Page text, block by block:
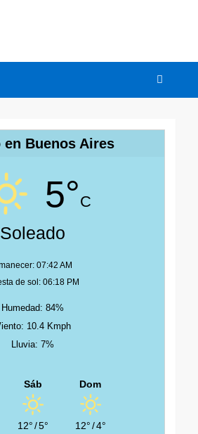
en Buenos Aires
5°C
Soleado
07:42 AM
de sol: 06:18 PM
Humedad: 84%
10.4 Kmph
Lluvia: 7%
Sáb
12°/5°
Dom
12°/4°